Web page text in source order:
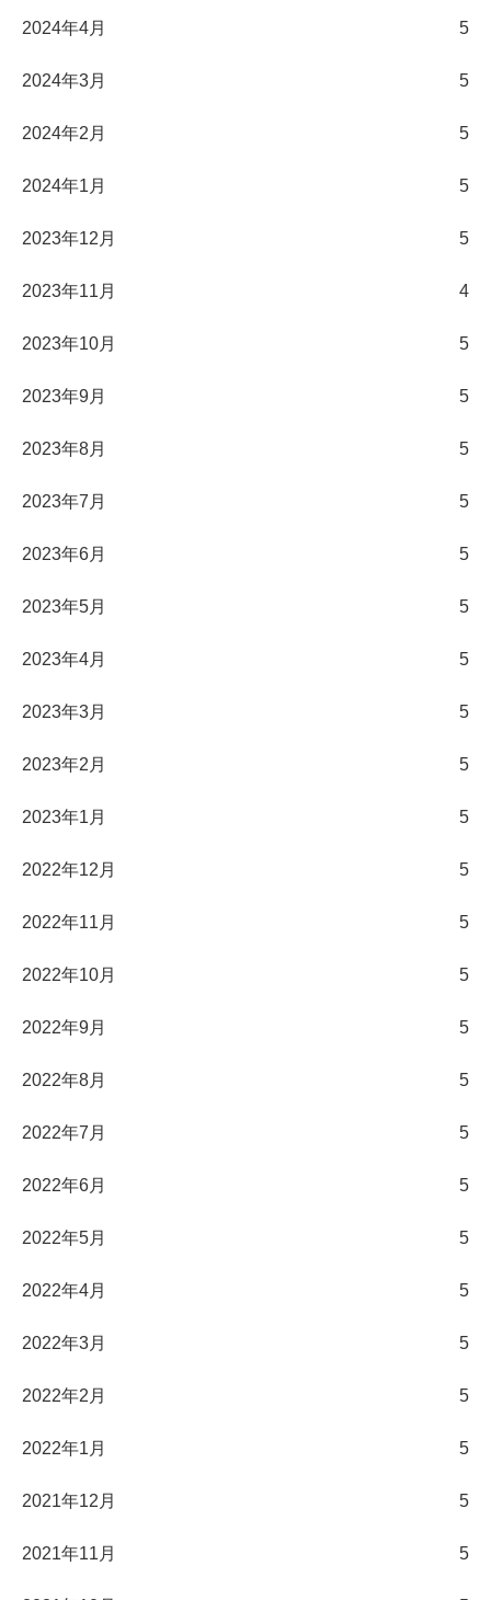
2024年4月 5
2024年3月 5
2024年2月 5
2024年1月 5
2023年12月 5
2023年11月 4
2023年10月 5
2023年9月 5
2023年8月 5
2023年7月 5
2023年6月 5
2023年5月 5
2023年4月 5
2023年3月 5
2023年2月 5
2023年1月 5
2022年12月 5
2022年11月 5
2022年10月 5
2022年9月 5
2022年8月 5
2022年7月 5
2022年6月 5
2022年5月 5
2022年4月 5
2022年3月 5
2022年2月 5
2022年1月 5
2021年12月 5
2021年11月 5